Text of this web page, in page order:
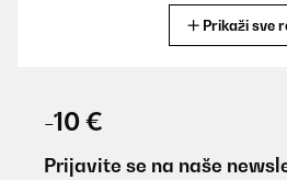
Prikaži sve
-10 €
Prijavite se na naše